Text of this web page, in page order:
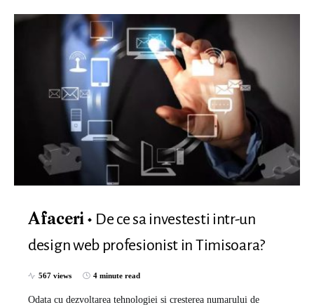
Afaceri
De ce sa investesti intr-un
design web profesionist in Timisoara?
567 views 4 minute read
Odata cu dezvoltarea tehnologiei si cresterea numarului de